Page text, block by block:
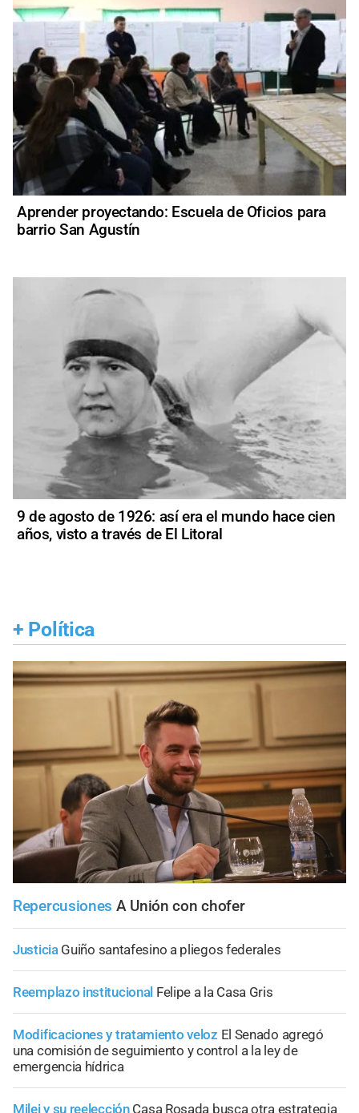
Aprender proyectando: Escuela de Oficios para
barrio San Agustín
9 de agosto de 1926: así era el mundo hace cien
años, visto a través de El Litoral
+ Política
Repercusiones A Unión con chofer
Justicia Guiño santafesino a pliegos federales
Reemplazo institucional Felipe a la Casa Gris
Modificaciones y tratamiento veloz El Senado agregó
una comisión de seguimiento y control a la ley de
emergencia hídrica
Milei y su reelección Casa Rosada busca otra estrategia